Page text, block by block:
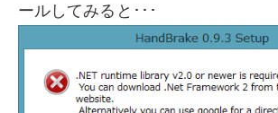
ールしてみると･･･